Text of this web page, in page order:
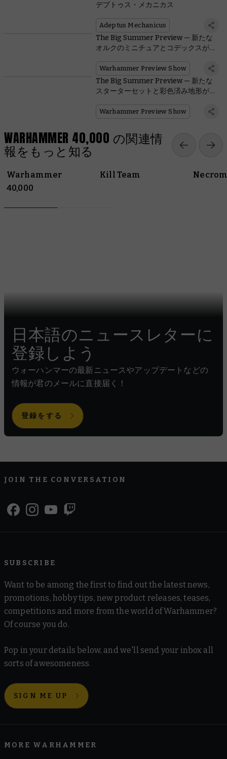
デプトゥス・メカニカス
Adeptus Mechanicus
The Big Summer Preview — 新たな
オルクのミニチュアとコデックスが登
Warhammer Preview Show
The Big Summer Preview — 新たな
スターターセットと彩色済み地形が登
Warhammer Preview Show
WARHAMMER 40,000 の関連情
報をもっと知る
Warhammer
40,000
Kill Team
日本語のニュースレターに
登録しよう
ウォーハンマーの最新ニュースやアップデートなどの
情報が君のメールに直接届く！
登録をする
JOIN THE CONVERSATION
SUBSCRIBE
Want to be among the first to find out the latest news,
promotions, hobby tips, new product releases, teases,
competitions and more from the world of Warhammer?
Of course you do.
Pop in your details below, and we'll send your inbox all
sorts of awesomeness.
SIGN ME UP
MORE WARHAMMER